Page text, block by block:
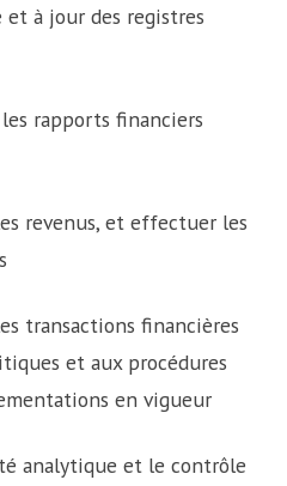
et à jour des registres
rapports financiers
revenus, et effectuer les
transactions financières
et aux procédures
en vigueur
analytique et le contrôle